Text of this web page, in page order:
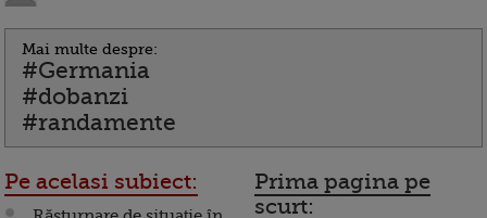
Mai multe despre:
#Germania
#dobanzi
#randamente
Pe acelasi subiect:
Prima pagina pe
scurt: